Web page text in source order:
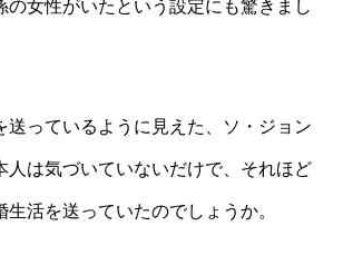
の女性がいたという設定にも驚きまし
送っているように見えた、ソ・ジョン
人は気づいていないだけで、それほど
活を送っていたのでしょうか。